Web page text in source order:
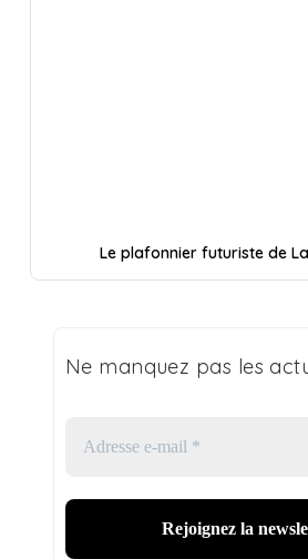
Le plafonnier futuriste de
Ne manquez pas les